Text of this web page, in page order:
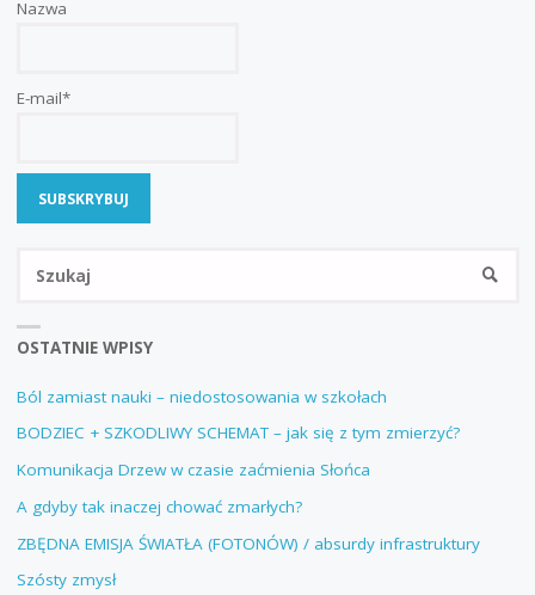
Nazwa
E-mail*
OSTATNIE WPISY
Ból zamiast nauki – niedostosowania w szkołach
BODZIEC + SZKODLIWY SCHEMAT – jak się z tym zmierzyć?
Komunikacja Drzew w czasie zaćmienia Słońca
A gdyby tak inaczej chować zmarłych?
ZBĘDNA EMISJA ŚWIATŁA (FOTONÓW) / absurdy infrastruktury
Szósty zmysł